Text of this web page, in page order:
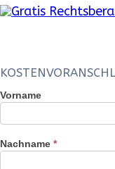
Kostenvoranschlag
Online-
Scheidung
Vorname
Nachname *